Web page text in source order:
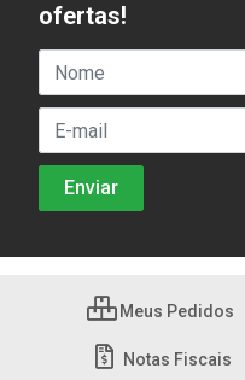
ofertas!
Meus Pedidos
Notas Fiscais